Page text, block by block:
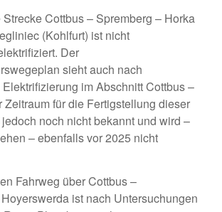
Cottbus – Spremberg – Horka
(Kohlfurt) ist nicht
Der
sieht auch nach
im Abschnitt Cottbus –
Zeitraum für die Fertigstellung dieser
noch nicht bekannt und wird –
– ebenfalls vor 2025 nicht
Fahrweg über Cottbus –
ist nach Untersuchungen